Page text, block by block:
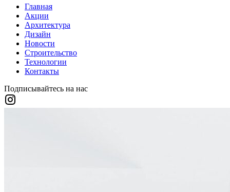
Главная
Акции
Архитектура
Дизайн
Новости
Строительство
Технологии
Контакты
Подписывайтесь на нас